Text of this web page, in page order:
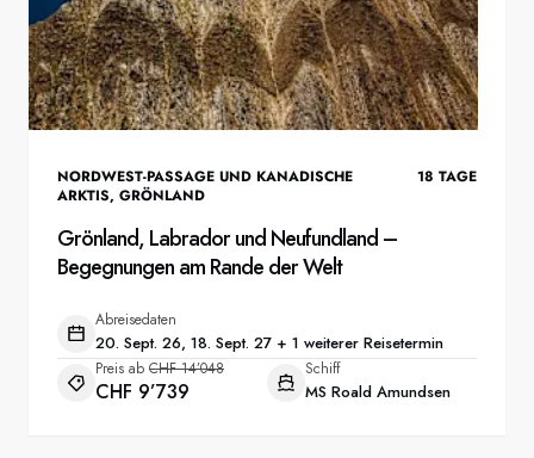
NORDWEST-PASSAGE UND KANADISCHE
ARKTIS, GRÖNLAND
18 TAGE
Grönland, Labrador und Neufundland –
Begegnungen am Rande der Welt
Abreisedaten
20. Sept. 26, 18. Sept. 27 + 1 weiterer Reisetermin
Preis ab CHF 14’048
CHF 9’739
Schiff
MS Roald Amundsen